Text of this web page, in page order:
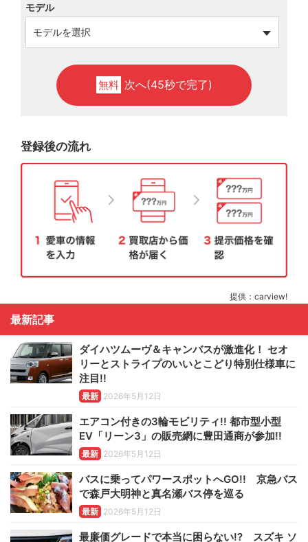
モデル
無料 次へ(45秒で完了)
登録後の流れ
提供：carview!
最新記事
ダイハツムーヴ＆キャンバスが激進化！ セオ
リーとストライプのいいとこどり特別仕様車に
注目!!
最新 2026年5月12日
エアコン付きの3輪モビリティ!! 都市型小型
EV「リーン3」の販売網に豊田通商が参加!!
最新 2026年5月12日
バスに乗ってパワースポットへGO!! 京急バス
で森戸大明神と真名瀬バス停を巡る
最新 2026年5月12日
最廉価グレードで本当に困らない!? スズキ ソ